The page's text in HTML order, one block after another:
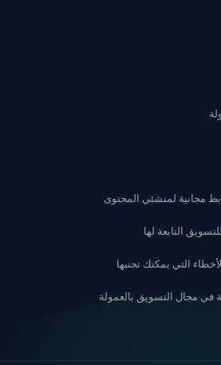
مجانية لمنشئي المحتوى
التابعة لها
التي يمكنك تجنبها